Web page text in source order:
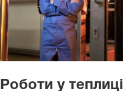
Роботи у теплиці